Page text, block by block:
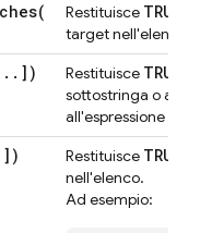
Restituisce TRUE
target nell'elenco.
. . ]) Restituisce TRUE
sottostringa o
all'espressione
]) Restituisce TRUE
nell'elenco.
Ad esempio: